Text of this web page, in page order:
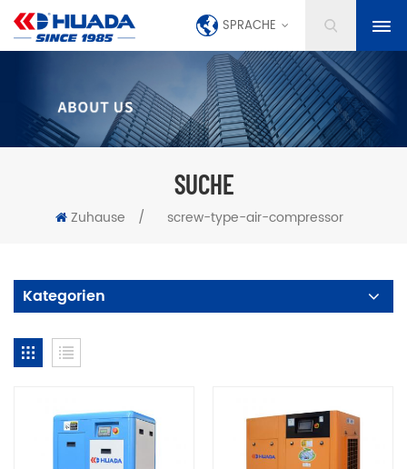
SPRACHE
SUCHE
Zuhause / screw-type-air-compressor
Kategorien